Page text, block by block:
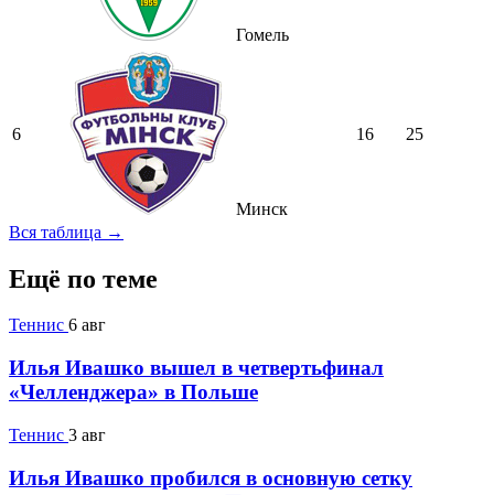
Гомель
6
Минск
16 25
Вся таблица →
Ещё по теме
Теннис 6 авг
Илья Ивашко вышел в четвертьфинал
«Челленджера» в Польше
Теннис 3 авг
Илья Ивашко пробился в основную сетку